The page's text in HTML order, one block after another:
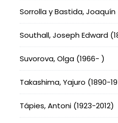
Sorrolla y Bastida, Joaquín
Southall, Joseph Edward
Suvorova, Olga (1966- )
Takashima, Yajuro (1890-
Tápies, Antoni (1923-2012)